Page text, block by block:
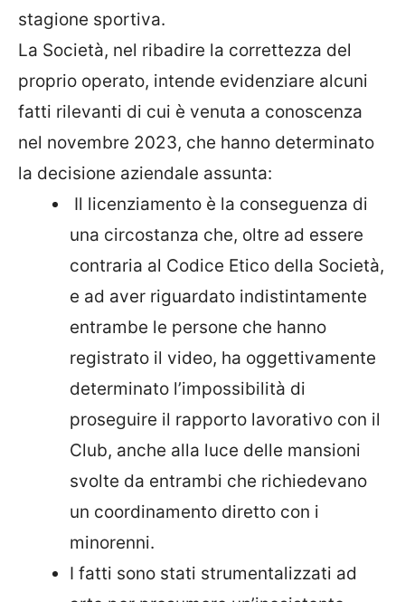
stagione sportiva.
La Società, nel ribadire la correttezza del
proprio operato, intende evidenziare alcuni
fatti rilevanti di cui è venuta a conoscenza
nel novembre 2023, che hanno determinato
la decisione aziendale assunta:
Il licenziamento è la conseguenza di
una circostanza che, oltre ad essere
contraria al Codice Etico della Società,
e ad aver riguardato indistintamente
entrambe le persone che hanno
registrato il video, ha oggettivamente
determinato l’impossibilità di
proseguire il rapporto lavorativo con il
Club, anche alla luce delle mansioni
svolte da entrambi che richiedevano
un coordinamento diretto con i
minorenni.
I fatti sono stati strumentalizzati ad